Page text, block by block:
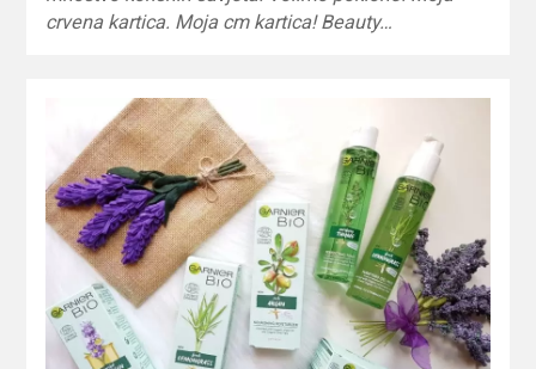
crvena kartica. Moja cm kartica! Beauty…